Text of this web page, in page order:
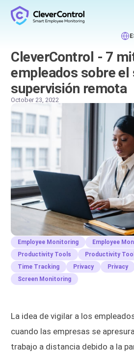
CleverControl - 7
empleados sobre
supervisión remota
October 23, 2022
Employee Monitoring
Employee
Productivity Tools
Productivity
Time Tracking
Privacy Privacy
Screen Monitoring
La idea de vigilar a los
cuando las empresas se
trabajo a distancia debido a la